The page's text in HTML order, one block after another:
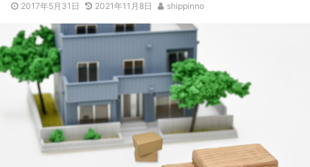
2017年5月31日 2021年11月8日 shippinno